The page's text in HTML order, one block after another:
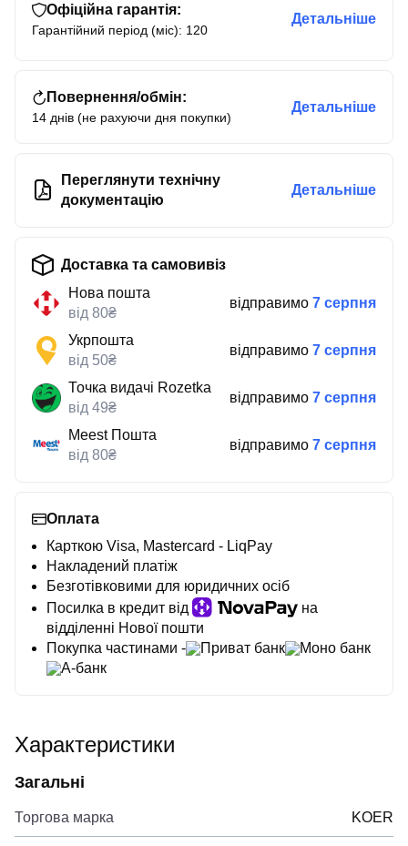
Офіційна гарантія:
Гарантійний період (міс): 120
Детальніше
Повернення/обмін:
14 днів (не рахуючи дня покупки)
Детальніше
Переглянути технічну
документацію
Детальніше
Доставка та самовивіз
Нова пошта
від 80₴
відправимо 7 серпня
Укрпошта
від 50₴
відправимо 7 серпня
Точка видачі Rozetka
від 49₴
відправимо 7 серпня
Meest Пошта
від 80₴
відправимо 7 серпня
Оплата
Карткою Visa, Mastercard - LiqPay
Накладений платіж
Безготівковими для юридичних осіб
Посилка в кредит від
на
відділенні Нової пошти
Покупка частинами -
Приват банк
Моно банк
А-банк
Характеристики
Загальні
Торгова марка KOER